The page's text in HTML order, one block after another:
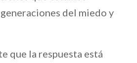
del miedo y
que la respuesta está